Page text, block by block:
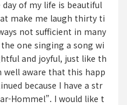
of my life is beautiful
make me laugh thirty ti
not sufficient in many
one singing a song wi
and joyful, just like th
well aware that this happ
because I have a str
Hommel”. I would like t